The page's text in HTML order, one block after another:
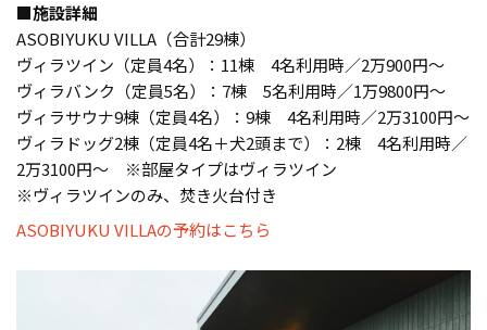
■施設詳細
ASOBIYUKU VILLA（合計29棟）
ヴィラツイン（定員4名）：11棟 4名利用時／2万900円〜
ヴィラバンク（定員5名）：7棟 5名利用時／1万9800円〜
ヴィラサウナ9棟（定員4名）：9棟 4名利用時／2万3100円～
ヴィラドッグ2棟（定員4名＋犬2頭まで）：2棟 4名利用時／
2万3100円〜 ※部屋タイプはヴィラツイン
※ヴィラツインのみ、焚き火台付き
ASOBIYUKU VILLAの予約はこちら